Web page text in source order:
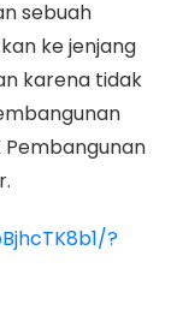
sebuah
ke jenjang
karena tidak
Pembangunan
?